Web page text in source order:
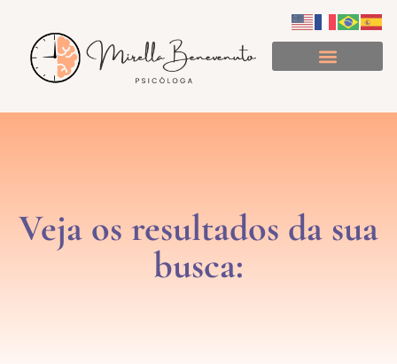
Veja os resultados da sua
busca: